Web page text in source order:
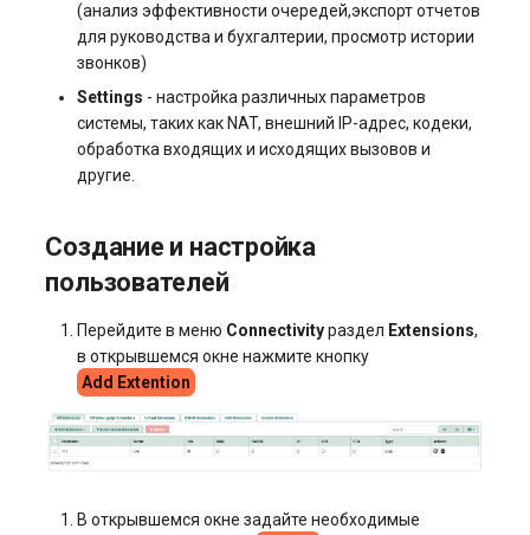
(анализ эффективности очередей,экспорт отчетов
для руководства и бухгалтерии, просмотр истории
звонков)
Settings - настройка различных параметров
системы, таких как NAT, внешний IP-адрес, кодеки,
обработка входящих и исходящих вызовов и
другие.
Создание и настройка
пользователей
Перейдите в меню Connectivityраздел Extensions,
в открывшемся окне нажмите кнопку
Add Extention
В открывшемся окне задайте необходимые